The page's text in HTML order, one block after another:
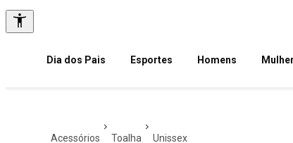
Dia dos Pais Esportes Homens
acessórios toalha unissex